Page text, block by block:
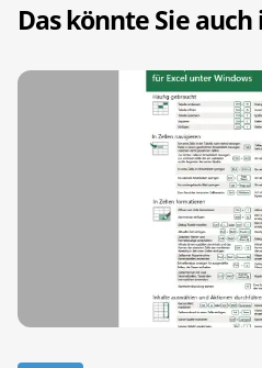
Das könnte Sie